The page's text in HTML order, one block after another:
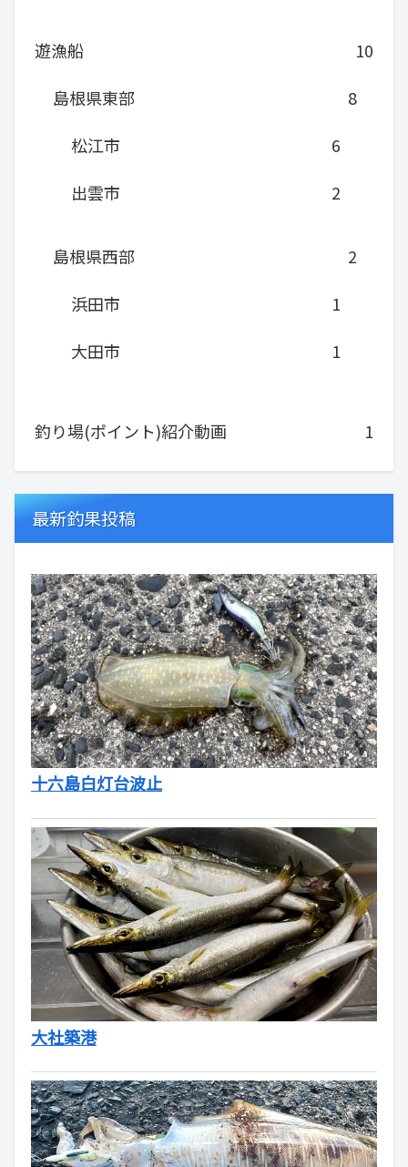
遊漁船
10
島根県東部
8
松江市
6
出雲市
2
島根県西部
2
浜田市
1
大田市
1
釣り場(ポイント)紹介動画 1
最新釣果投稿
十六島白灯台波止
大社築港